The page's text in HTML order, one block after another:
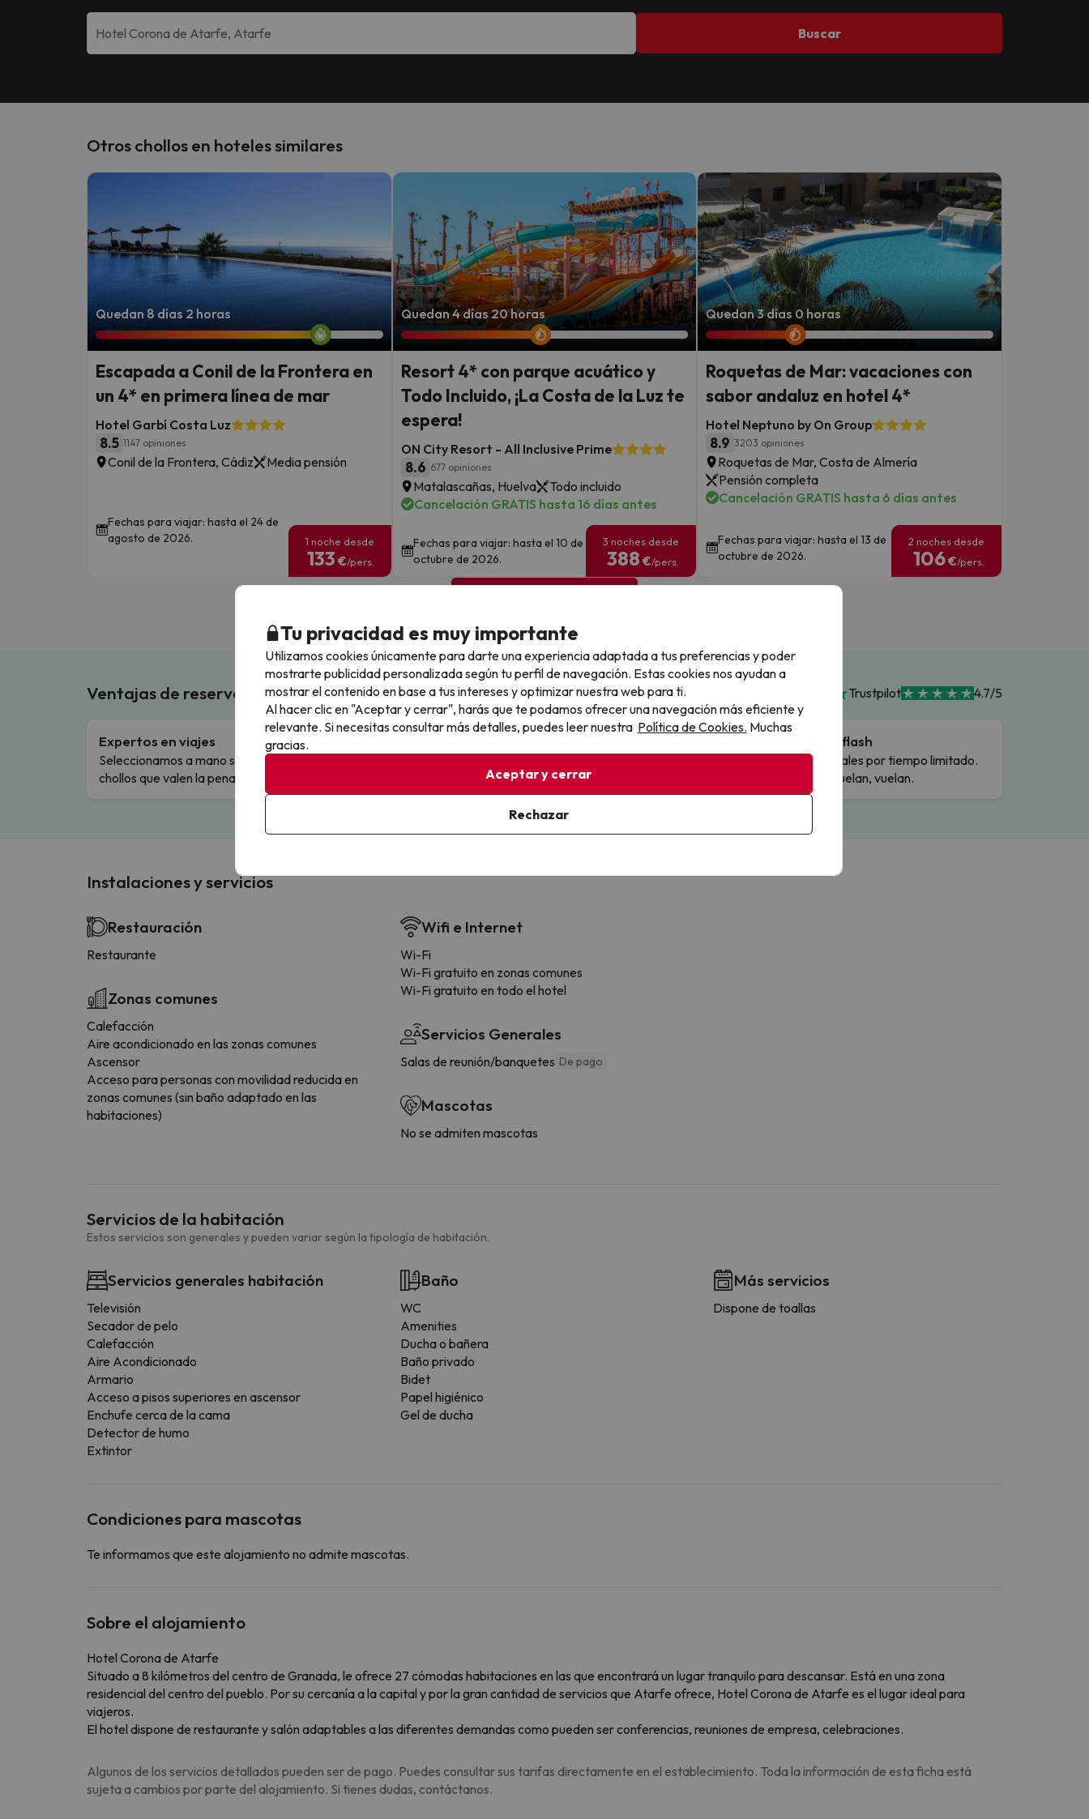
Buscar
Otros chollos en hoteles similares
Quedan 8 días 2 horas
Escapada a Conil de la Frontera en
un 4* en primera línea de mar
Hotel Garbí Costa Luz
8.5 1147 opiniones
Conil de la Frontera, Cádiz Media pensión
Fechas para viajar: hasta el 24 de
agosto de 2026.
1 noche desde
133 €/pers.
Quedan 4 días 20 horas
Resort 4* con parque acuático y
Todo Incluido, ¡La Costa de la Luz te
espera!
ON City Resort - All Inclusive Prime
8.6 677 opiniones
Matalascañas, Huelva
Todo incluido
Cancelación GRATIS hasta 16 días antes
Fechas para viajar: hasta el 10 de
octubre de 2026.
3 noches desde
388 €/pers.
Quedan 3 días 0 horas
Roquetas de Mar: vacaciones con
sabor andaluz en hotel 4*
Hotel Neptuno by On Group
8.9 3203 opiniones
Roquetas de Mar, Costa de Almería
Pensión completa
Cancelación GRATIS hasta 6 días antes
Fechas para viajar: hasta el 13 de
octubre de 2026.
2 noches desde
106€/pers.
Ventajas de reservar en Buscounchollo Trustpilot 4.7/5
Expertos en viajes
Seleccionamos a mano solo los
chollos que valen la pena.
Reserva ahora, paga luego.
Ofertas flash
Precios reales por tiempo limitado.
Cuando vuelan, vuelan.
Instalaciones y servicios
Restauración
Restaurante
Zonas comunes
Calefacción
Aire acondicionado en las zonas comunes
Ascensor
Acceso para personas con movilidad reducida en
zonas comunes (sin baño adaptado en las
habitaciones)
Wifi e Internet
Wi-Fi
Wi-Fi gratuito en zonas comunes
Wi-Fi gratuito en todo el hotel
Servicios Generales
Salas de reunión/banquetes De pago
Mascotas
No se admiten mascotas
Servicios de la habitación
Estos servicios son generales y pueden variar según la tipología de habitación.
Servicios generales habitación
Televisión
Secador de pelo
Calefacción
Aire Acondicionado
Armario
Acceso a pisos superiores en ascensor
Enchufe cerca de la cama
Detector de humo
Extintor
Baño
WC
Amenities
Ducha o bañera
Baño privado
Bidet
Papel higiénico
Gel de ducha
Más servicios
Dispone de toallas
Condiciones para mascotas
Te informamos que este alojamiento no admite mascotas.
Sobre el alojamiento
Hotel Corona de Atarfe
Situado a 8 kilómetros del centro de Granada, le ofrece 27 cómodas habitaciones en las que encontrará un lugar tranquilo para descansar. Está en una zona
residencial del centro del pueblo. Por su cercanía a la capital y por la gran cantidad de servicios que Atarfe ofrece, Hotel Corona de Atarfe es el lugar ideal para
viajeros.
El hotel dispone de restaurante y salón adaptables a las diferentes demandas como pueden ser conferencias, reuniones de empresa, celebraciones.
Algunos de los servicios detallados pueden ser de pago. Puedes consultar sus tarifas directamente en el establecimiento. Toda la información de esta ficha está
sujeta a cambios por parte del alojamiento. Si tienes dudas, contáctanos.
Tu privacidad es muy importante
Utilizamos cookies únicamente para darte una experiencia adaptada a tus preferencias y poder
mostrarte publicidad personalizada según tu perfil de navegación. Estas cookies nos ayudan a
mostrar el contenido en base a tus intereses y optimizar nuestra web para ti.
Al hacer clic en "Aceptar y cerrar", harás que te podamos ofrecer una navegación más eficiente y
relevante. Si necesitas consultar más detalles, puedes leer nuestra Política de Cookies. Muchas
gracias.
Aceptar y cerrar
Rechazar